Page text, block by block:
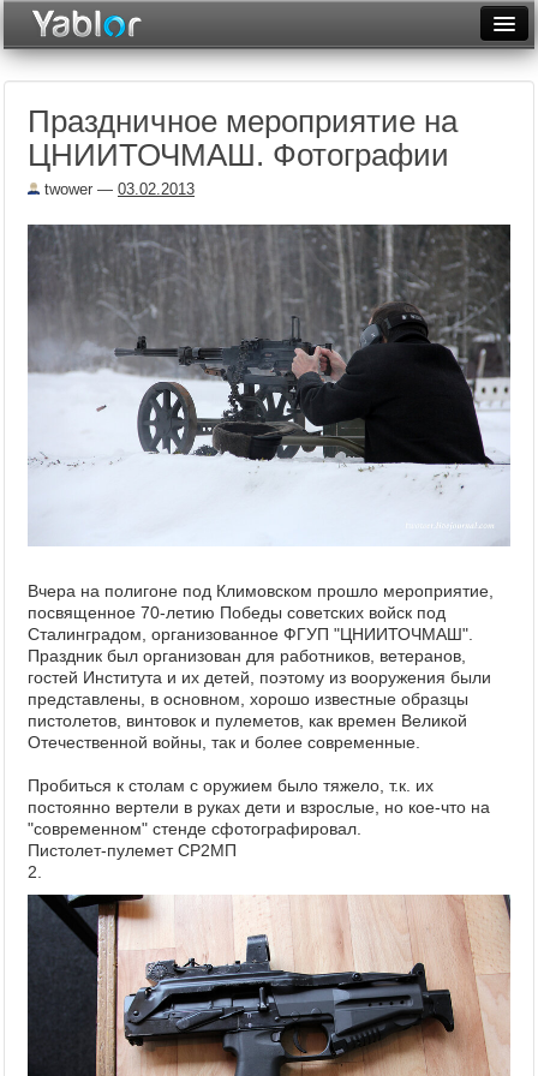
Неделя
Месяц
Фототоп
Видеотоп
Праздничное мероприятие на
ЦНИИТОЧМАШ. Фотографии
twower — 03.02.2013
Вчера на полигоне под Климовском прошло мероприятие,
посвященное 70-летию Победы советских войск под
Сталинградом, организованное ФГУП "ЦНИИТОЧМАШ".
Праздник был организован для работников, ветеранов,
гостей Института и их детей, поэтому из вооружения были
представлены, в основном, хорошо известные образцы
пистолетов, винтовок и пулеметов, как времен Великой
Отечественной войны, так и более современные.
Пробиться к столам с оружием было тяжело, т.к. их
постоянно вертели в руках дети и взрослые, но кое-что на
"современном" стенде сфотографировал.
Пистолет-пулемет СР2МП
2.